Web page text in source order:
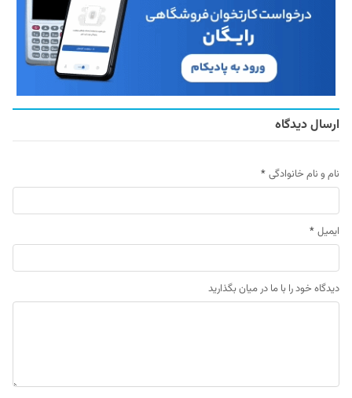
ارسال دیدگاه
نام و نام خانوادگی *
ایمیل *
دیدگاه خود را با ما در میان بگذارید